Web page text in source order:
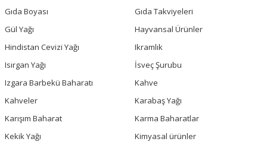
Gıda Boyası
Gıda Takviyeleri
Gül Yağı
Hayvansal Ürünler
Hindistan Cevizi Yağı
Ikramlık
Isırgan Yağı
İsveç Şurubu
Izgara Barbekü Baharatı
Kahve
Kahveler
Karabaş Yağı
Karışım Baharat
Karma Baharatlar
Kekik Yağı
Kimyasal ürünler